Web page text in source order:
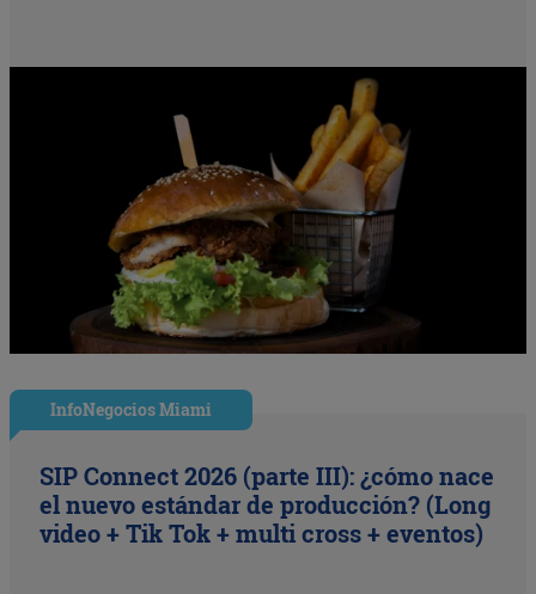
InfoNegocios Miami
SIP Connect 2026 (parte III): ¿cómo nace
el nuevo estándar de producción? (Long
video + Tik Tok + multi cross + eventos)